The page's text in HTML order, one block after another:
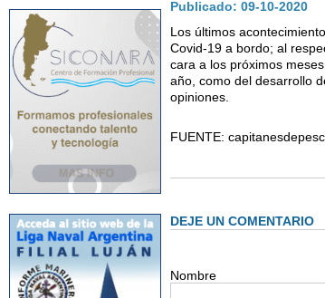
Publicado: 09-10-2020
Los últimos
Covid-19 a bordo; al
cara a los próximos
año, como del desarrollo
opiniones.
FUENTE:
DEJE UN COMENTARIO
Nombre